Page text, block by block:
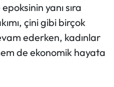
yanı sıra
çini gibi birçok
ederken, kadınlar
de ekonomik hayata